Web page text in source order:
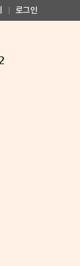
로그인